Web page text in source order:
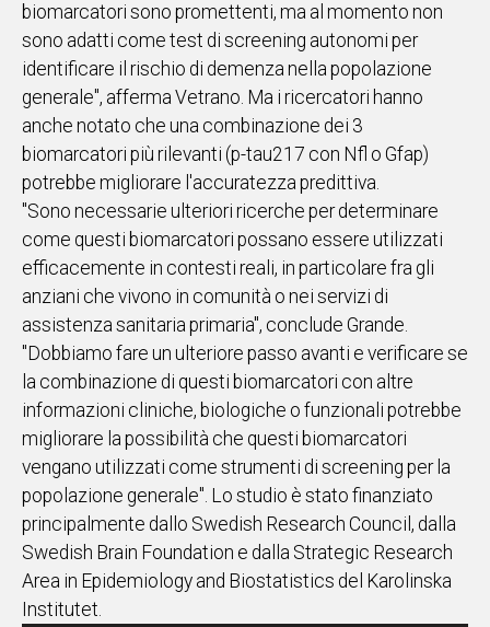
biomarcatori sono promettenti, ma al momento non
sono adatti come test di screening autonomi per
identificare il rischio di demenza nella popolazione
generale", afferma Vetrano. Ma i ricercatori hanno
anche notato che una combinazione dei 3
biomarcatori più rilevanti (p-tau217 con Nfl o Gfap)
potrebbe migliorare l'accuratezza predittiva.
"Sono necessarie ulteriori ricerche per determinare
come questi biomarcatori possano essere utilizzati
efficacemente in contesti reali, in particolare fra gli
anziani che vivono in comunità o nei servizi di
assistenza sanitaria primaria", conclude Grande.
"Dobbiamo fare un ulteriore passo avanti e verificare se
la combinazione di questi biomarcatori con altre
informazioni cliniche, biologiche o funzionali potrebbe
migliorare la possibilità che questi biomarcatori
vengano utilizzati come strumenti di screening per la
popolazione generale". Lo studio è stato finanziato
principalmente dallo Swedish Research Council, dalla
Swedish Brain Foundation e dalla Strategic Research
Area in Epidemiology and Biostatistics del Karolinska
Institutet.